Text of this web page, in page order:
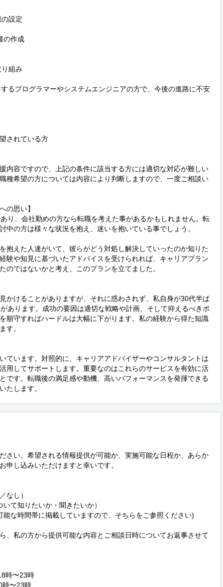
設定
の作成
組み
るプログラマーやシステムエンジニアの方で、今後の進路に不安
されている方
内容ですので、上記の条件に該当する方には適切な対応が難しい
種希望の方については内容により判断しますので、一度ご相談い
の思い】
り、会社勤めの方なら転職を考えた事があるかもしれません。転
中の方は様々な状況を抱え、迷いを抱いている事でしょう。
抱えた人達がいて、彼らがどう対処し解決していったのか知りた
験や知見に基づいたアドバイスを受けられれば、キャリアプラン
のではないかと考え、このプランを立てました。
かけることがありますが、それに惑わされず、私自身が30代半ば
あります。成功の要因は適切な戦略や計画、そして抑えるべきポ
順守すればハードルは大幅に下がります。私の経験から得た知識
す。
ています。対照的に、キャリアアドバイザーやコンサルタントは
用してサポートします。重要なのはこれらのサービスを有効に活
です。転職後の満足感や動機、高いパフォーマンスを発揮できる
たします。
さい。希望される情報提供が可能か、実施可能な日程か、あらか
申し込みいただけますと幸いです。
し）
知りたいか・聞きたいか）
時間帯に掲載していますので、そちらをご参照ください)
、私の方から提供可能な内容とご相談日時についてお返事させて
時〜23時
〜23時